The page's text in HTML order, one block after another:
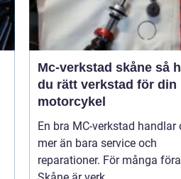
Mc-verkstad skåne så hittar
du rätt verkstad för din
motorcykel
En bra MC-verkstad handlar
mer än bara service och
reparationer. För många